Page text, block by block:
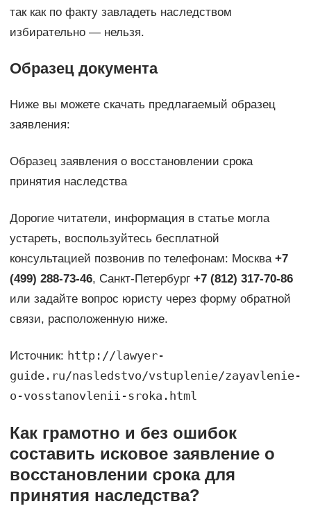
так как по факту завладеть наследством
избирательно — нельзя.
Образец документа
Ниже вы можете скачать предлагаемый образец
заявления:
Образец заявления о восстановлении срока
принятия наследства
Дорогие читатели, информация в статье могла
устареть, воспользуйтесь бесплатной
консультацией позвонив по телефонам: Москва +7
(499) 288-73-46, Санкт-Петербург +7 (812) 317-70-86
или задайте вопрос юристу через форму обратной
связи, расположенную ниже.
Источник: http://lawyer-
guide.ru/nasledstvo/vstuplenie/zayavlenie-
o-vosstanovlenii-sroka.html
Как грамотно и без ошибок
составить исковое заявление о
восстановлении срока для
принятия наследства?